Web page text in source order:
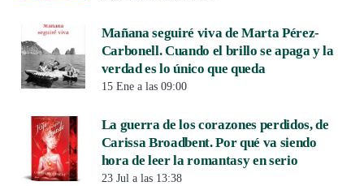
Mañana seguiré viva de Marta Pérez-
Carbonell. Cuando el brillo se apaga y la
verdad es lo único que queda
15 Ene a las 09:00
La guerra de los corazones perdidos, de
Carissa Broadbent. Por qué va siendo
hora de leer la romantasy en serio
23 Jul a las 13:38